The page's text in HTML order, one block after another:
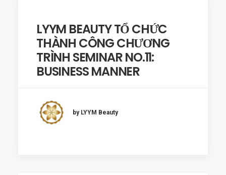
LYYM BEAUTY TỔ CHỨC
THÀNH CÔNG CHƯƠNG
TRÌNH SEMINAR NO.11:
BUSINESS MANNER
by LYYM Beauty